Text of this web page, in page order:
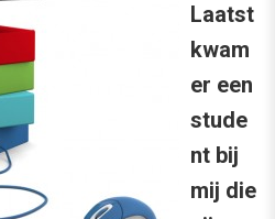
Laatst
kwam
er een
stude
nt bij
mij die